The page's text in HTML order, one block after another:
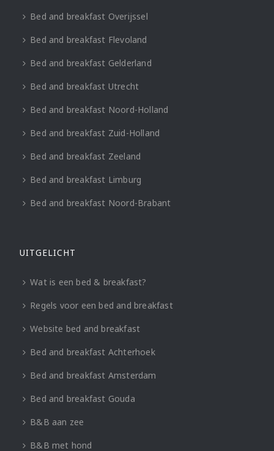
Bed and breakfast Overijssel
Bed and breakfast Flevoland
Bed and breakfast Gelderland
Bed and breakfast Utrecht
Bed and breakfast Noord-Holland
Bed and breakfast Zuid-Holland
Bed and breakfast Zeeland
Bed and breakfast Limburg
Bed and breakfast Noord-Brabant
UITGELICHT
Wat is een bed & breakfast?
Regels voor een bed and breakfast
Website bed and breakfast
Bed and breakfast Achterhoek
Bed and breakfast Amsterdam
Bed and breakfast Gouda
B&B aan zee
B&B met hond